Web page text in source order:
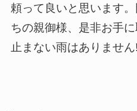
頼って良いと思います
ちの親御様、是非お手に
止まない雨はありませ